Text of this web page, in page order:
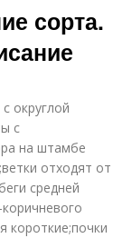
сорта.
округлой
с
на штамбе
отходят от
средней
короткие;почки